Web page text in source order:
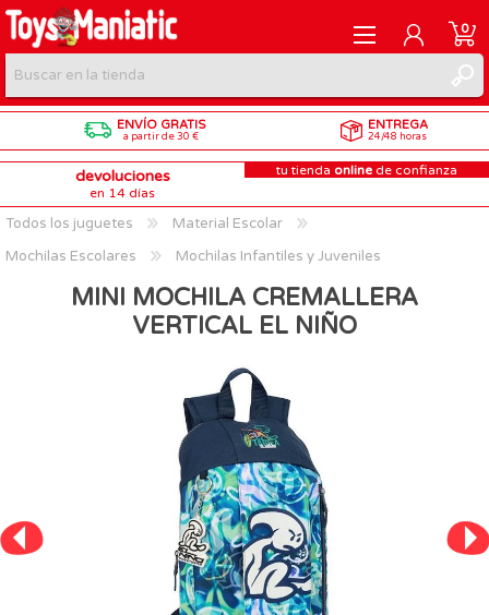
REGISTRARME
INICIAR SESIÓN
0
ENVÍO GRATIS
a partir de 30 €
ENTREGA
24/48 horas
devoluciones
en 14 días
tu tienda online de confianza
Todos los juguetes
Material Escolar
Mochilas Escolares
Mochilas Infantiles y Juveniles
MINI MOCHILA CREMALLERA
VERTICAL EL NIÑO